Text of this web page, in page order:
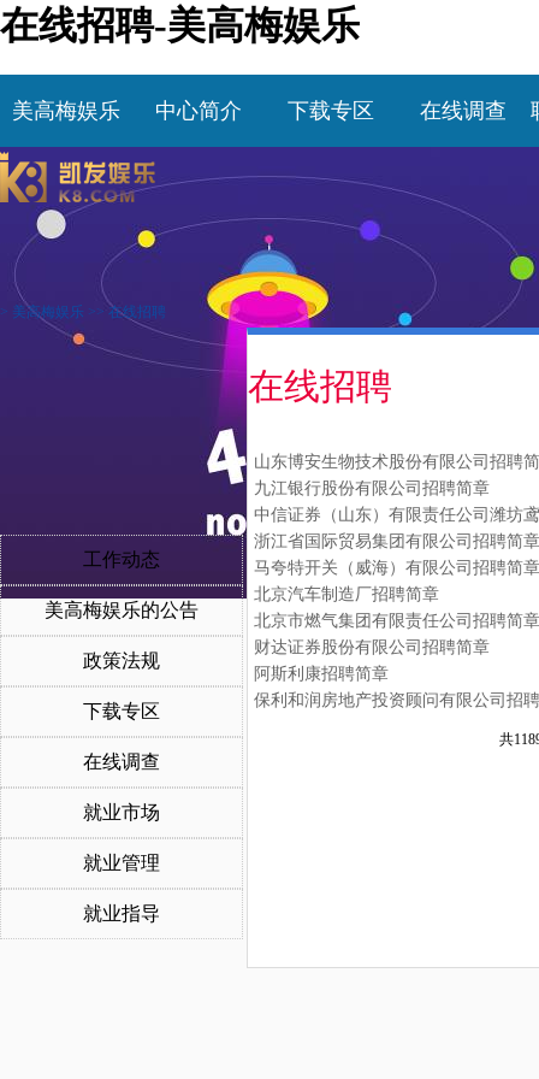
在线招聘-美高梅娱乐
美高梅娱乐 中心简介 下载专区 在线调查
> 美高梅娱乐 >> 在线招聘
工作动态
美高梅娱乐的公告
政策法规
下载专区
在线调查
就业市场
就业管理
就业指导
在线招聘
山东博安生物技术股份有限公司招聘
九江银行股份有限公司招聘简章
中信证券（山东）有限责任公司潍坊
浙江省国际贸易集团有限公司招聘简章
马夸特开关（威海）有限公司招聘简章
北京汽车制造厂招聘简章
北京市燃气集团有限责任公司招聘简章
财达证券股份有限公司招聘简章
阿斯利康招聘简章
保利和润房地产投资顾问有限公司招
共